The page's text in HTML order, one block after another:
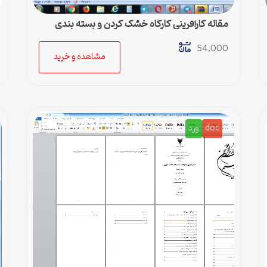
مقاله کارآفرینی کارگاه خشک کردن و بسته بندی
سبزیجات
54,000
مشاهده و خرید
doc ورد